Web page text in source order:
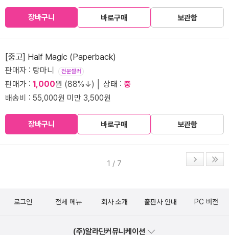
장바구니 바로구매 보관함
[중고] Half Magic (Paperback)
판매자 : 탕마니 전문셀러
판매가 : 1,000원 (88%↓) │ 상태 : 중
배송비 : 55,000원 미만 3,500원
장바구니 바로구매 보관함
1 / 7
로그인 전체 메뉴 회사 소개 출판사 안내 PC 버전
(주)알라딘커뮤니케이션